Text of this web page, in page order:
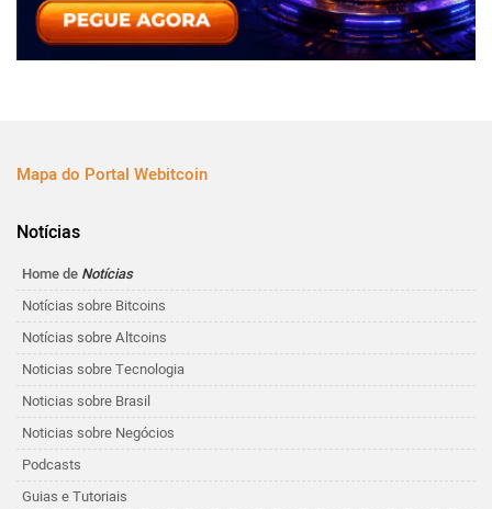
Mapa do Portal Webitcoin
Notícias
Home de Notícias
Notícias sobre Bitcoins
Notícias sobre Altcoins
Noticias sobre Tecnologia
Noticias sobre Brasil
Noticias sobre Negócios
Podcasts
Guias e Tutoriais